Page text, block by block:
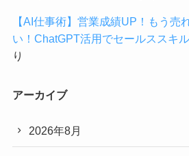
【AI仕事術】営業成績UP！もう売
い！ChatGPT活用でセールススキ
り
アーカイブ
2026年8月